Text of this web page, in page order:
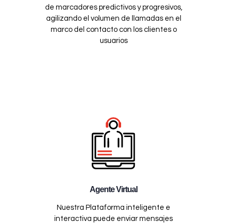
de marcadores predictivos y progresivos,
agilizando el volumen de llamadas en el
marco del contacto con los clientes o
usuarios
Agente Virtual
Nuestra Plataforma inteligente e
interactiva puede enviar mensajes